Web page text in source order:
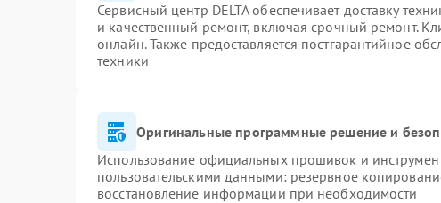
Сервисный центр DELTA обеспечивает доставку
и качественный ремонт, включая срочный ремонт.
онлайн. Также предоставляется постгарантийное
техники
Оригинальные программные решение и
Использование официальных прошивок и
пользовательскими данными: резервное
восстановление информации при необходимости